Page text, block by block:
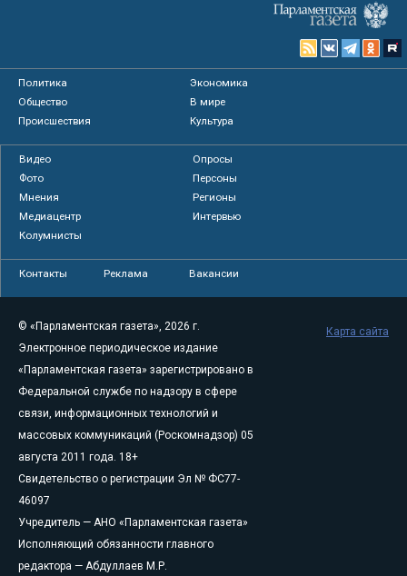
Политика
Экономика
Общество
В мире
Происшествия
Культура
Видео
Опросы
Фото
Персоны
Мнения
Регионы
Медиацентр
Интервью
Колумнисты
Контакты Реклама Вакансии
© «Парламентская газета», 2026 г.
Электронное периодическое издание
«Парламентская газета» зарегистрировано в
Федеральной службе по надзору в сфере
связи, информационных технологий и
массовых коммуникаций (Роскомнадзор) 05
августа 2011 года. 18+
Свидетельство о регистрации Эл № ФС77-
46097
Учредитель — АНО «Парламентская газета»
Исполняющий обязанности главного
редактора — Абдуллаев М.Р.
Карта сайта